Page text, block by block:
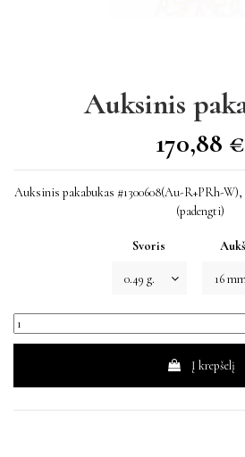
Auksinis
170,88 €
Auksinis pakabukas #1300608(Au-R+PRh-W),
(padengti)
Svoris
Į krepšelį